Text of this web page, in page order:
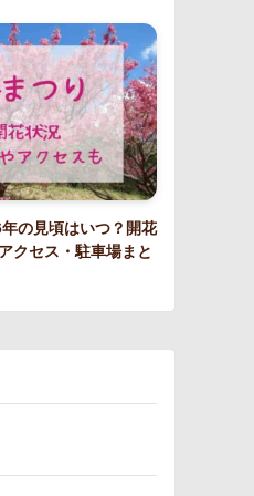
の見頃はいつ？開花
クセス・駐車場まと